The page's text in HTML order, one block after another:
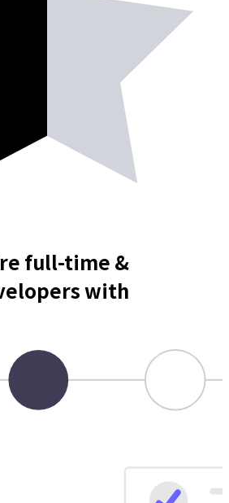
full-time &
with